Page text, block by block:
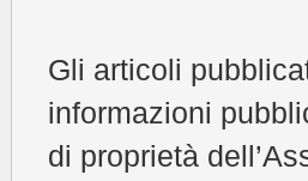
Gli articoli
informazioni
di proprietà